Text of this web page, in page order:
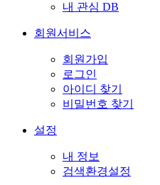
내 관심 DB
회원서비스
회원가입
로그인
아이디 찾기
비밀번호 찾기
설정
내 정보
검색환경설정